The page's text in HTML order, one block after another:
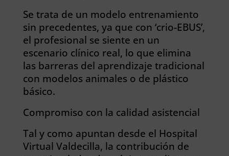
Se trata de un modelo entrenamiento
sin precedentes, ya que con ‘crio-EBUS’,
el profesional se siente en un
escenario clínico real, lo que elimina
las barreras del aprendizaje tradicional
con modelos animales o de plástico
básico.
Compromiso con la calidad asistencial
Tal y como apuntan desde el Hospital
Virtual Valdecilla, la contribución de